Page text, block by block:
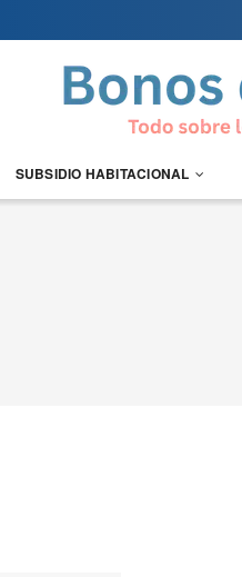
SUBSIDIO HABITACIONAL